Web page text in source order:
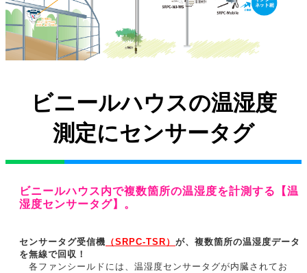
ビニールハウスの温湿度
測定にセンサータグ
ビニールハウス内で複数箇所の温湿度を計測する【温
湿度センサータグ】。
センサータグ受信機 （SRPC-TSR） が、複数箇所の温湿度データ
を無線で回収！
各ファンシールドには、温湿度センサータグが内臓されてお